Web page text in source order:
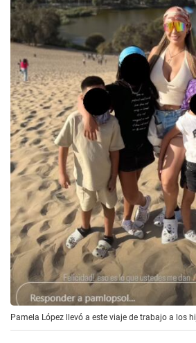
Pamela López llevó a este viaje de trabajo a los